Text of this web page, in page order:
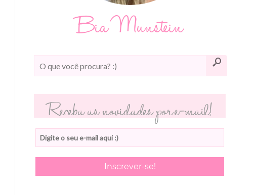
Bia Munstein
Receba as novidades por e-mail!